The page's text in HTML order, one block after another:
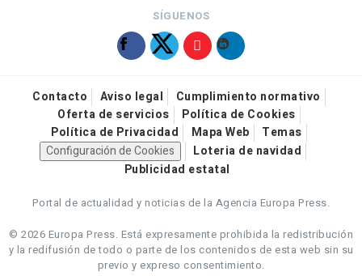
SÍGUENOS
Contacto Aviso legal
Cumplimiento normativo
Oferta de servicios
Política de Cookies
Política de Privacidad
Mapa Web
Temas
Configuración de Cookies
Loteria de navidad
Publicidad estatal
Portal de actualidad y noticias de la Agencia Europa Press.
© 2026 Europa Press. Está expresamente prohibida la redistribución
y la redifusión de todo o parte de los contenidos de esta web sin su
previo y expreso consentimiento.